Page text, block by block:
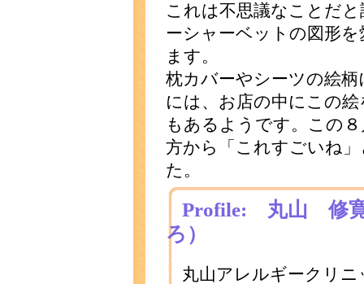
これは不思議なことだ
ーシャーベットの図形
ます。
枕カバーやシーツの絵
には、お店の中にこの
もあるようです。この
方から「これすごいね
た。
Profile: 丸山 修
ろ）
丸山アレルギークリニ